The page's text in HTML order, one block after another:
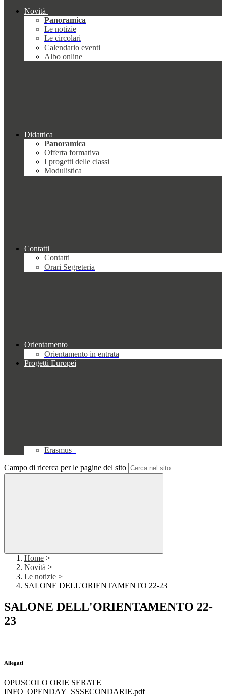
Novità
Panoramica
Le notizie
Le circolari
Calendario eventi
Albo online
Didattica
Panoramica
Offerta formativa
I progetti delle classi
Modulistica
Contatti
Contatti
Orari Segreteria
Orientamento
Orientamento in entrata
Progetti Europei
Erasmus+
Campo di ricerca per le pagine del sito
Home >
Novità >
Le notizie >
SALONE DELL'ORIENTAMENTO 22-23
SALONE DELL'ORIENTAMENTO 22-
23
Allegati
OPUSCOLO ORIE SERATE
INFO_OPENDAY_SSSECONDARIE.pdf